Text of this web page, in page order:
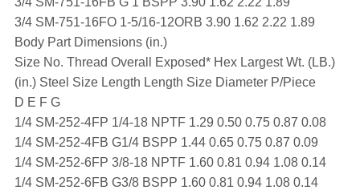
3/4 SM-751-16FO 1-5/16-12ORB 3.90 1.62 2.22 1.89
Body Part Dimensions (in.)
Size No. Thread Overall Exposed* Hex Largest Wt. (LB.)
(in.) Steel Size Length Length Size Diameter P/Piece
D E F G
1/4 SM-252-4FP 1/4-18 NPTF 1.29 0.50 0.75 0.87 0.08
1/4 SM-252-4FB G1/4 BSPP 1.44 0.65 0.75 0.87 0.09
1/4 SM-252-6FP 3/8-18 NPTF 1.60 0.81 0.94 1.08 0.14
1/4 SM-252-6FB G3/8 BSPP 1.60 0.81 0.94 1.08 0.14